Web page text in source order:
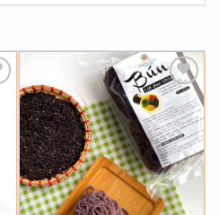
Thêm Yêu Thích